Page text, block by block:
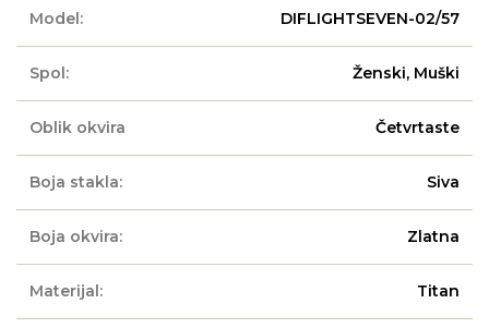
Model: DIFLIGHTSEVEN-02/57
Spol: Ženski, Muški
Oblik okvira Četvrtaste
Boja stakla: Siva
Boja okvira: Zlatna
Materijal: Titan